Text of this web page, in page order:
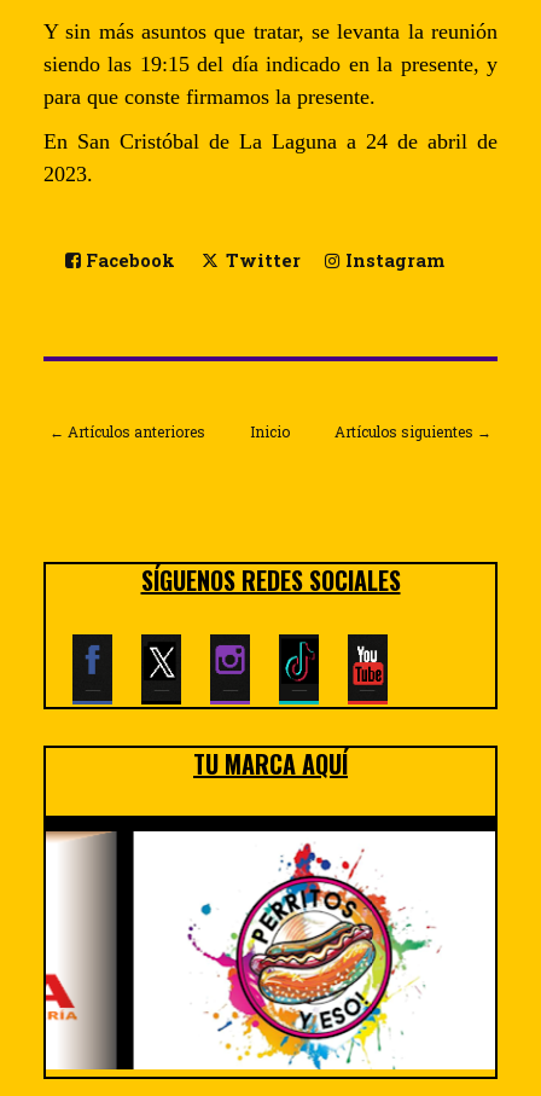
Y sin más asuntos que tratar, se levanta la reunión
siendo las 19:15 del día indicado en la presente, y
para que conste firmamos la presente.
En San Cristóbal de La Laguna a 24 de abril de
2023.
Facebook Twitter Instagram
← Artículos anteriores Artículos siguientes →
Inicio
SÍGUENOS REDES SOCIALES
TU MARCA AQUÍ